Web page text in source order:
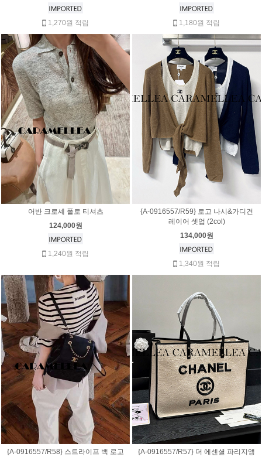
1,270원 적립 1,180원 적립
어반 크로셰 폴로 티셔츠
124,000원
1,240원 적립
{A-0916557/R59} 로고 나시&가디건
레이어 셋업 (2col)
134,000원
1,340원 적립
{A-0916557/R58} 스트라이프 백 로고
{A-0916557/R57} 더 에센셜 파리지앵